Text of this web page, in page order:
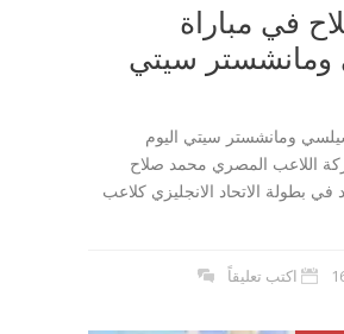
في مباراة
سيتي
ومانشستر سيتي اليوم
اللاعب المصري محمد صلاح
في بطولة الاتحاد الانجليزي كلاعب
اكتب تعليقاً